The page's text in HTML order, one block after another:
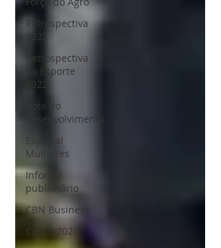
Retrospectiva
2022
Retrospectiva
do Esporte
2022
Rota do
desenvolvimento
Especial
Mulheres
Informe
publicitário
CBN Business
Censo 2022